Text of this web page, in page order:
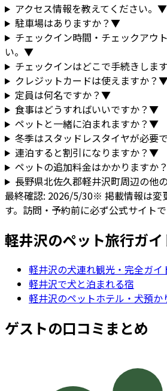
アクセス情報を教えてください。 ▼
駐車場はありますか？▼
チェックイン時間・チェックアウ
い。 ▼
チェックインはどこで手続きしま
クレジットカードは使えますか？
定員は何名ですか？▼
食事はどうすればいいですか？▼
ペットと一緒に泊まれますか？▼
冬季はスタッドレスタイヤが必要
連泊すると割引になりますか？▼
ペットの追加料金はかかりますか？
長野県北佐久郡軽井沢町周辺の他
最終確認: 2026/5/30※ 掲載情報は変
す。訪問・予約前に必ず公式サイト
軽井沢のペット旅行ガイ
軽井沢の犬連れ観光・完全ガイ
軽井沢で犬と泊まれる宿
軽井沢のペットホテル・犬預か
ゲストの口コミまとめ